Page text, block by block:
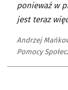
ponieważ w
jest teraz
Andrzej
Pomocy